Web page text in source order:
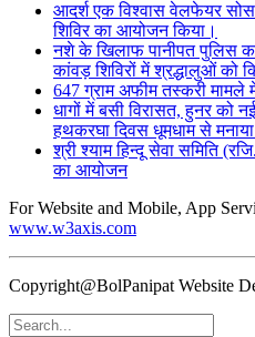
आदर्श एक विश्वास वेलफेयर
शिविर का आयोजन किया।
नशे के खिलाफ पानीपत पुलिस
कांवड़ शिविरों में श्रद्धालुओं को
647 ग्राम अफीम तस्करी मामले
धागों में बसी विरासत, हुनर को
हथकरघा दिवस धूमधाम से मनाया
श्री श्याम हिन्दू सेवा समिति
का आयोजन
For Website and Mobile, App
www.w3axis.com
Copyright@BolPanipat Website